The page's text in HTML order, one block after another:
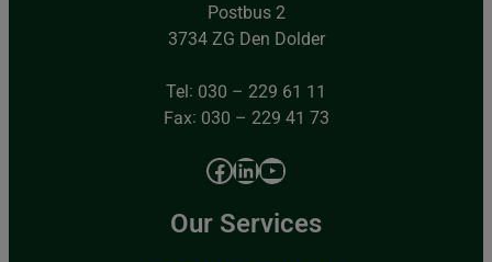
Postbus 2
3734 ZG Den Dolder
Tel: 030 – 229 61 11
Fax: 030 – 229 41 73
Facebook LinkedIn YouTube
Our Services